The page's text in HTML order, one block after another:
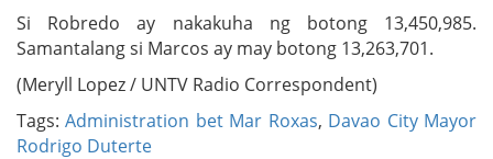
Si Robredo ay nakakuha ng botong 13,450,985.
Samantalang si Marcos ay may botong 13,263,701.
(Meryll Lopez / UNTV Radio Correspondent)
Tags:Administration bet Mar Roxas, Davao City Mayor
Rodrigo Duterte